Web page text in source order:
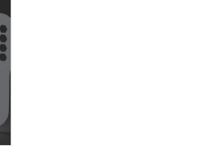
Laderaum sind keine